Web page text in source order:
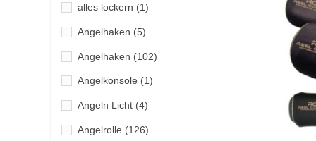
ASSO(1)
B&G(8)
Bahama Lure(3)
Baofeng(2)
Baseggio Linea profesionale
Bassday(1)
alles lockern (1)
Angelhaken (5)
Angelhaken (102)
Angelkonsole (1)
Angeln Licht (4)
Angelrolle (126)